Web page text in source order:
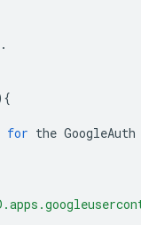
.
for the GoogleAuth